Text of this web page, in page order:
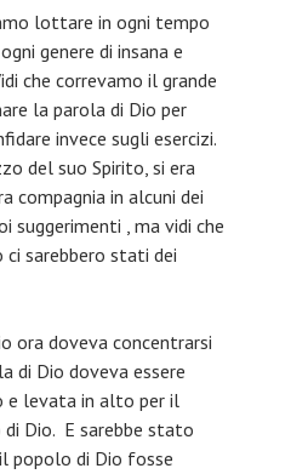
lottare in ogni tempo
genere di insana e
che correvamo il grande
la parola di Dio per
invece sugli esercizi.
del suo Spirito, si era
compagnia in alcuni dei
suggerimenti , ma vidi che
sarebbero stati dei
ora doveva concentrarsi
di Dio doveva essere
e levata in alto per il
Dio. E sarebbe stato
popolo di Dio fosse